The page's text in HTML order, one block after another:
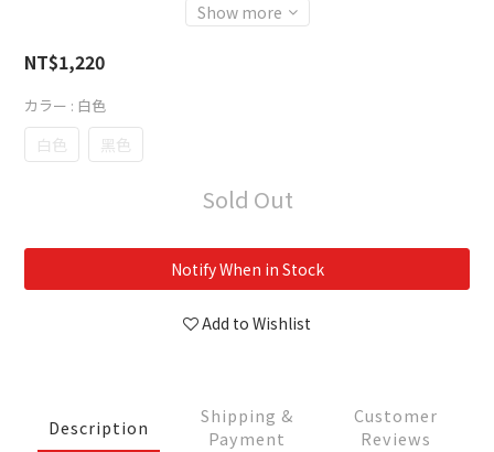
Show more
NT$1,220
カラー : 白色
白色 黑色
Sold Out
Notify When in Stock
Add to Wishlist
Description
Shipping &
Payment
Customer
Reviews